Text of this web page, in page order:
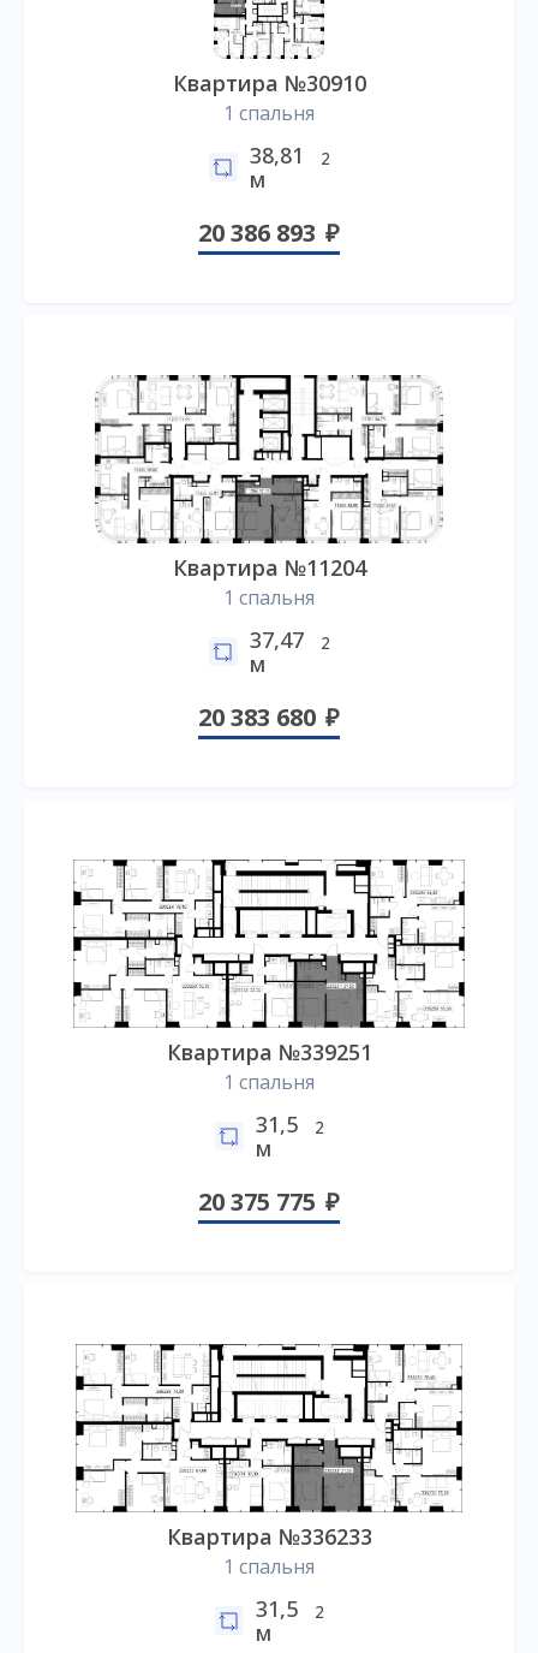
Квартира №30910
1 спальня
38,81
м
2
20 386 893
Квартира №11204
1 спальня
37,47
м
2
20 383 680
Квартира №339251
1 спальня
31,5
м
2
20 375 775
Квартира №336233
1 спальня
31,5
м
2